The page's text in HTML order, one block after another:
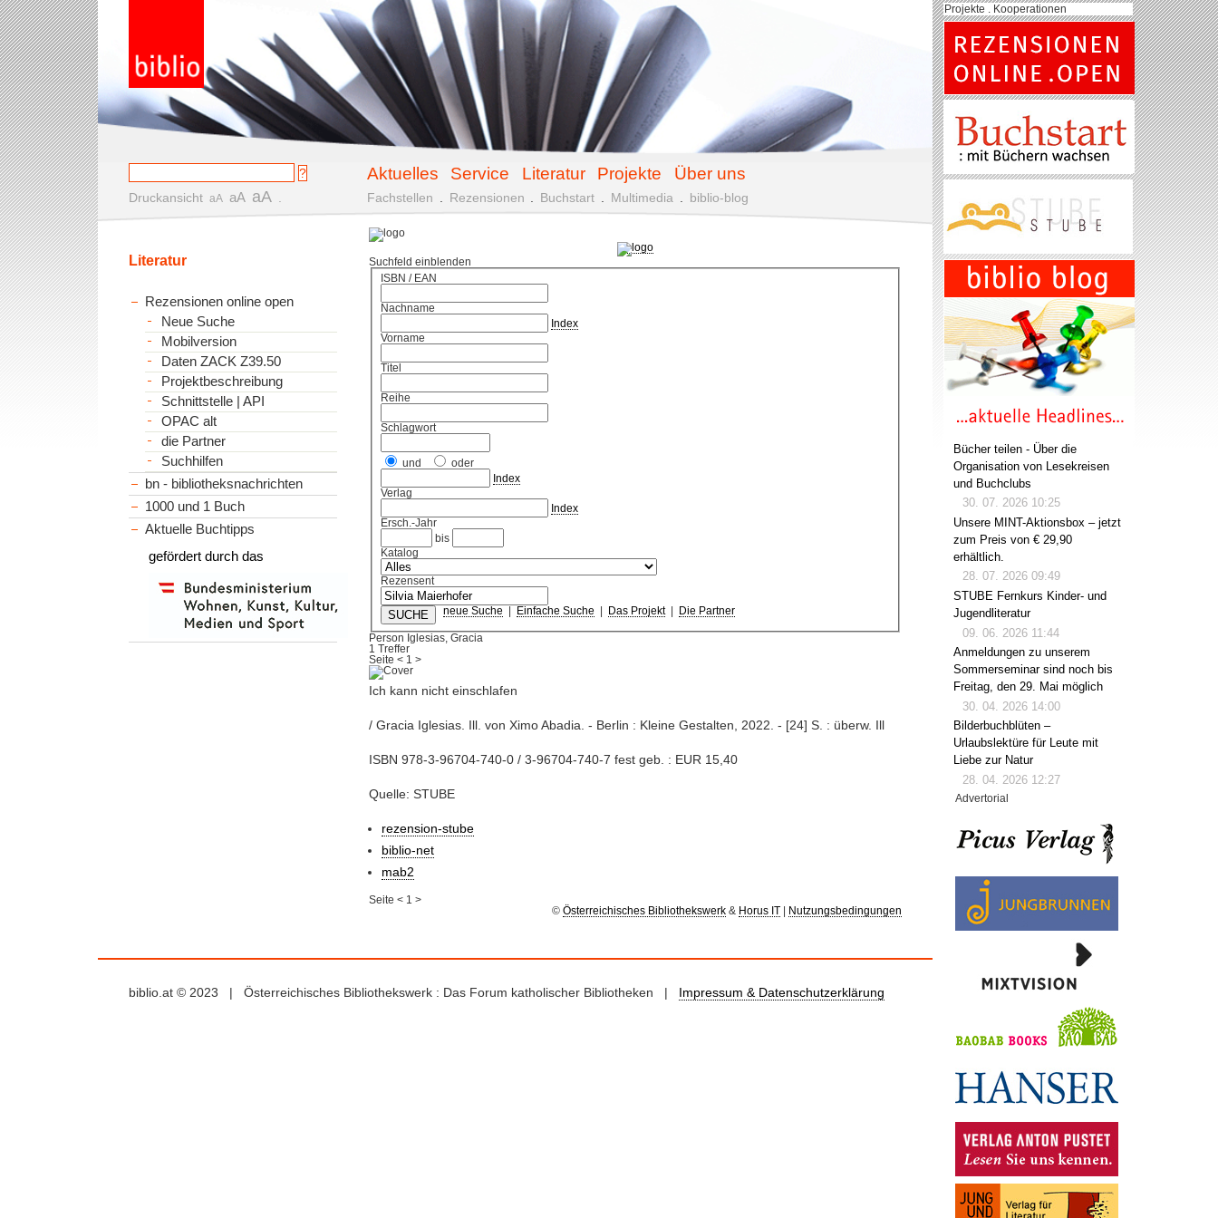
Aktuelles Service Literatur Projekte Über uns
Druckansicht aA aA aA Fachstellen Rezensionen Buchstart Multimedia biblio-blog
Suchfeld einblenden
ISBN / EAN
Nachname
Index
Vorname
Titel
Reihe
Schlagwort
und
oder
Index
Verlag
Index
Ersch.-Jahr
bis
Katalog
Rezensent
neue Suche Einfache Suche Das Projekt| Die Partner
Person Iglesias, Gracia
1 Treffer
Seite< 1 >
Ich kann nicht einschlafen
/ Gracia Iglesias. Ill. von Ximo Abadia. - Berlin : Kleine Gestalten, 2022. - [24] S. : überw. Ill
ISBN 978-3-96704-740-0 / 3-96704-740-7 fest geb. : EUR 15,40
Quelle: STUBE
rezension-stube
biblio-net
mab2
Seite< 1 >
© Österreichisches Bibliothekswerk& Horus IT Nutzungsbedingungen
Literatur
Rezensionen online open
Neue Suche
Mobilversion
Daten ZACK Z39.50
Projektbeschreibung
Schnittstelle | API
OPAC alt
die Partner
Suchhilfen
bn - bibliotheksnachrichten
1000 und 1 Buch
Aktuelle Buchtipps
gefördert durch das
biblio.at © 2023 | Österreichisches Bibliothekswerk : Das Forum katholischer Bibliotheken | Impressum & Datenschutzerklärung
Projekte . Kooperationen
Bücher teilen - Über die
Organisation von Lesekreisen
und Buchclubs
30. 07. 2026 10:25
Unsere MINT-Aktionsbox – jetzt
zum Preis von € 29,90
erhältlich.
28. 07. 2026 09:49
STUBE Fernkurs Kinder- und
Jugendliteratur
09. 06. 2026 11:44
Anmeldungen zu unserem
Sommerseminar sind noch bis
Freitag, den 29. Mai möglich
30. 04. 2026 14:00
Bilderbuchblüten –
Urlaubslektüre für Leute mit
Liebe zur Natur
28. 04. 2026 12:27
Advertorial